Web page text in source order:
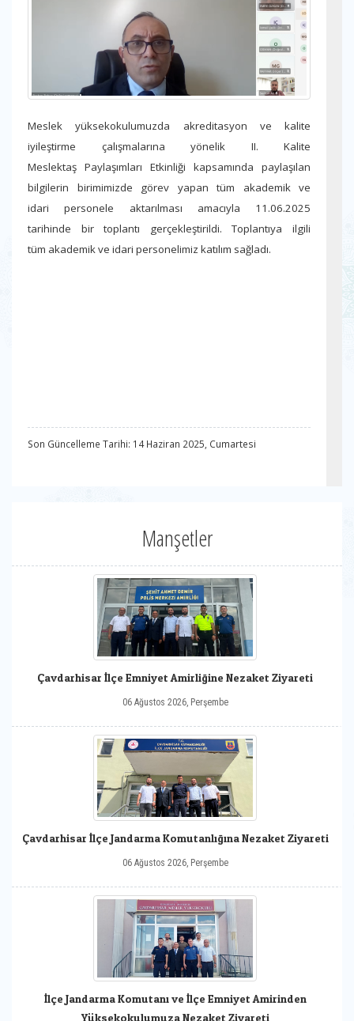
Meslek yüksekokulumuzda akreditasyon ve kalite
iyileştirme çalışmalarına yönelik II. Kalite
Meslektaş Paylaşımları Etkinliği kapsamında paylaşılan
bilgilerin birimimizde görev yapan tüm akademik ve
idari
personele aktarılması amacıyla 11.06.2025
tarihinde bir toplantı gerçekleştirildi.Toplantıya ilgili
tüm akademik ve idari personelimiz katılım sağladı.
Son Güncelleme Tarihi: 14 Haziran 2025, Cumartesi
Manşetler
Çavdarhisar İlçe Emniyet Amirliğine Nezaket Ziyareti
06 Ağustos 2026, Perşembe
Çavdarhisar İlçe Jandarma Komutanlığına Nezaket Ziyareti
06 Ağustos 2026, Perşembe
İlçe Jandarma Komutanı ve İlçe Emniyet Amirinden
Yüksekokulumuza Nezaket Ziyareti